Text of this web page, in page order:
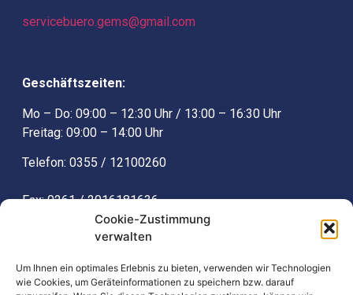
Cookie-Zustimmung
verwalten
Um Ihnen ein optimales Erlebnis zu bieten, verwenden wir Technologien
wie Cookies, um Geräteinformationen zu speichern bzw. darauf
servicebuero.gems@gmail.com
Geschäftszeiten:
Mo – Do: 09:00 – 12:30 Uhr / 13:00 – 16:30 Uhr
Freitag: 09:00 – 14:00 Uhr
Telefon: 0355 / 12100260
Fax:0261 / 2016181636
servicebuero.gems@gmail.com
Weitere Informationen